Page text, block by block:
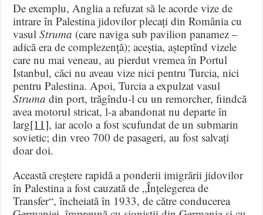
De exemplu, Anglia a refuzat să le acorde vize de
intrare în Palestina jidovilor plecați din România cu
vasulStruma (care naviga sub pavilion panamez –
adică era de complezență); aceștia, așteptînd vizele
care nu mai veneau, au pierdut vremea în Portul
Istanbul, căci nu aveau vize nici pentru Turcia, nici
pentru Palestina. Apoi, Turcia a expulzat vasul
Struma din port, trăgîndu-l cu un remorcher, fiindcă
avea motorul stricat, l-a abandonat nu departe în
larg[11], iar acolo a fost scufundat de un submarin
sovietic; din vreo 700 de pasageri, au fost salvați
doar doi.
Această creștere rapidă a ponderii imigrării jidovilor
în Palestina a fost cauzată de „Înțelegerea de
Transfer“, încheiată în 1933, de către conducerea